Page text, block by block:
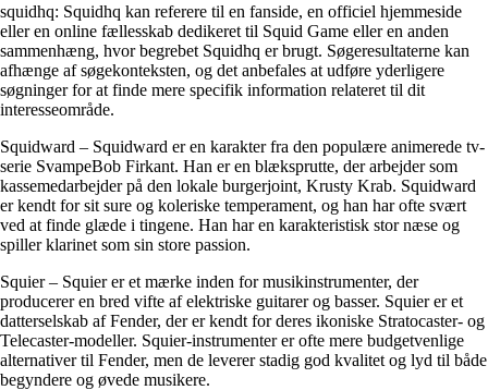
squidhq: Squidhq kan referere til en fanside, en officiel hjemmeside
eller en online fællesskab dedikeret til Squid Game eller en anden
sammenhæng, hvor begrebet Squidhq er brugt. Søgeresultaterne kan
afhænge af søgekonteksten, og det anbefales at udføre yderligere
søgninger for at finde mere specifik information relateret til dit
interesseområde.
Squidward – Squidward er en karakter fra den populære animerede tv-
serie SvampeBob Firkant. Han er en blæksprutte, der arbejder som
kassemedarbejder på den lokale burgerjoint, Krusty Krab. Squidward
er kendt for sit sure og koleriske temperament, og han har ofte svært
ved at finde glæde i tingene. Han har en karakteristisk stor næse og
spiller klarinet som sin store passion.
Squier – Squier er et mærke inden for musikinstrumenter, der
producerer en bred vifte af elektriske guitarer og basser. Squier er et
datterselskab af Fender, der er kendt for deres ikoniske Stratocaster- og
Telecaster-modeller. Squier-instrumenter er ofte mere budgetvenlige
alternativer til Fender, men de leverer stadig god kvalitet og lyd til både
begyndere og øvede musikere.